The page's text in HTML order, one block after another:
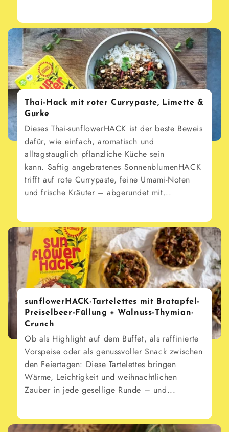
Thai-Hack mit roter Currypaste, Limette &
Gurke
Dieses Thai-sunflowerHACK ist der beste Beweis
dafür, wie einfach, aromatisch und
alltagstauglich pflanzliche Küche sein
kann. Saftig angebratenes SonnenblumenHACK
trifft auf rote Currypaste, feine Umami-Noten
und frische Kräuter – abgerundet mit...
sunflowerHACK-Tartelettes mit Bratapfel-
Preiselbeer-Füllung + Walnuss-Thymian-
Crunch
Ob als Highlight auf dem Buffet, als raffinierte
Vorspeise oder als genussvoller Snack zwischen
den Feiertagen: Diese Tartelettes bringen
Wärme, Leichtigkeit und weihnachtlichen
Zauber in jede gesellige Runde – und...